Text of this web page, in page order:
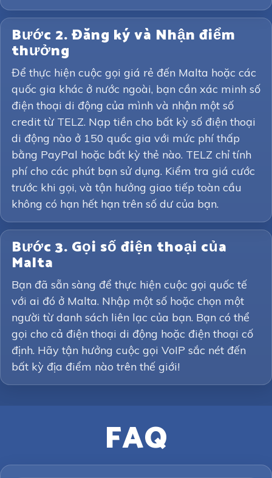
Bước 2. Đăng ký và Nhận điểm
thưởng
Để thực hiện cuộc gọi giá rẻ đến Malta hoặc các
quốc gia khác ở nước ngoài, bạn cần xác minh số
điện thoại di động của mình và nhận một số
credit từ TELZ. Nạp tiền cho bất kỳ số điện thoại
di động nào ở 150 quốc gia với mức phí thấp
bằng PayPal hoặc bất kỳ thẻ nào. TELZ chỉ tính
phí cho các phút bạn sử dụng. Kiểm tra giá cước
trước khi gọi, và tận hưởng giao tiếp toàn cầu
không có hạn hết hạn trên số dư của bạn.
Bước 3. Gọi số điện thoại của
Malta
Bạn đã sẵn sàng để thực hiện cuộc gọi quốc tế
với ai đó ở Malta. Nhập một số hoặc chọn một
người từ danh sách liên lạc của bạn. Bạn có thể
gọi cho cả điện thoại di động hoặc điện thoại cố
định. Hãy tận hưởng cuộc gọi VoIP sắc nét đến
bất kỳ địa điểm nào trên thế giới!
FAQ